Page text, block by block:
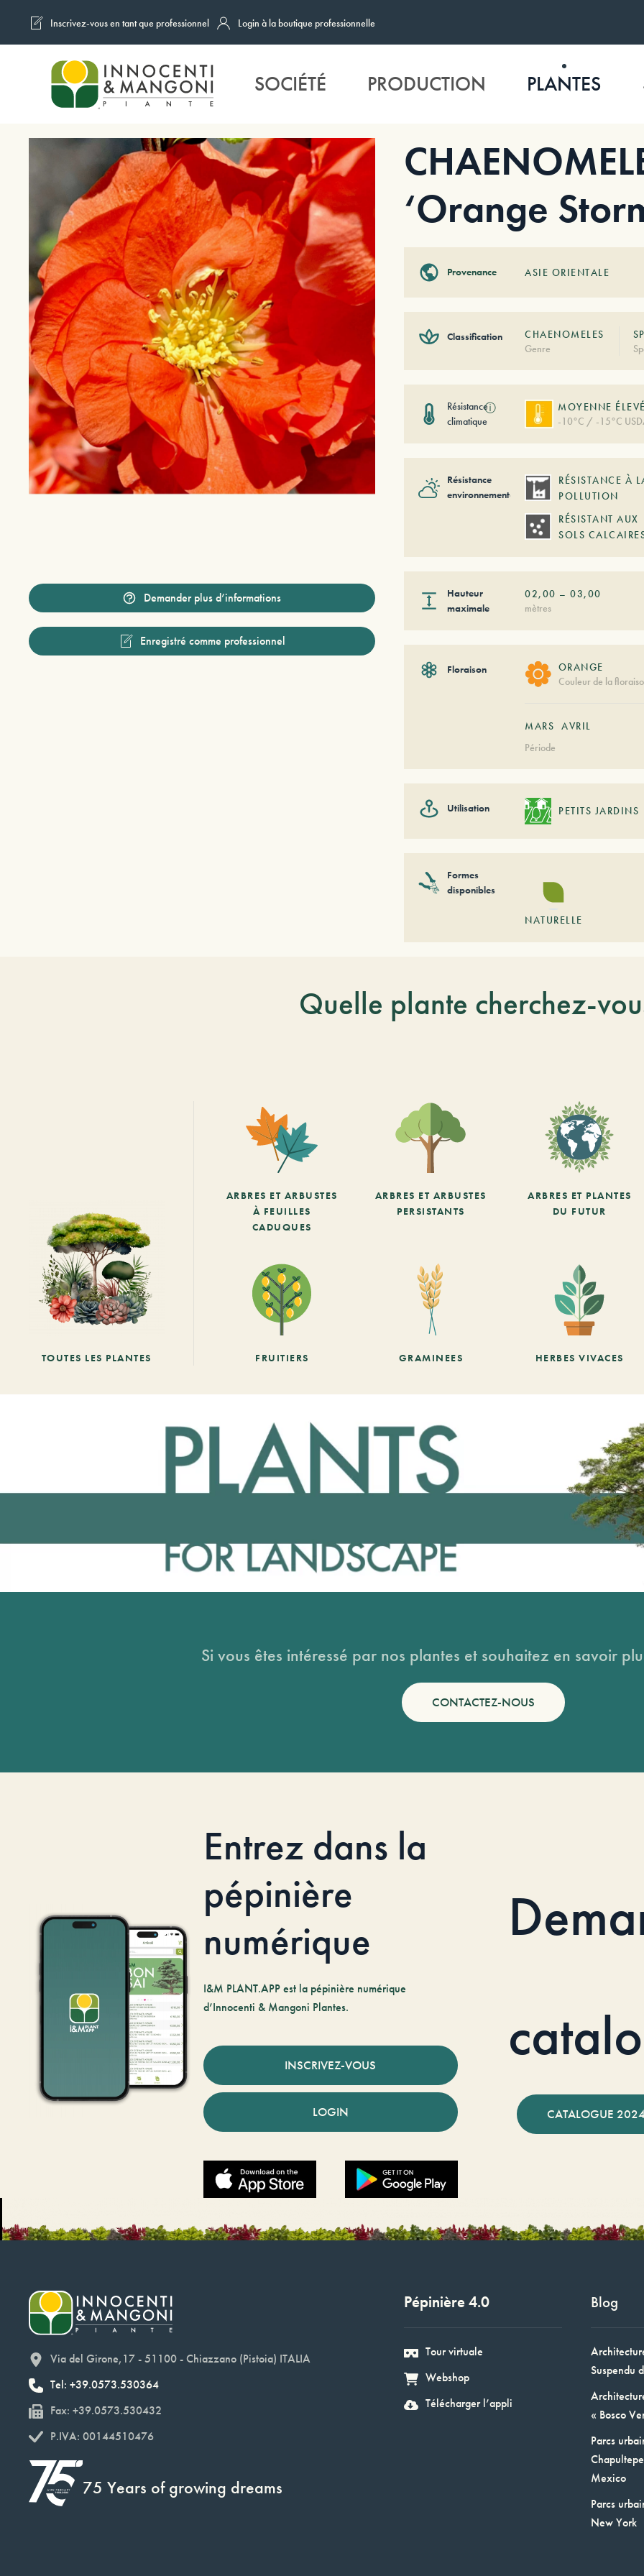
Skip to main content
Inscrivez-vous en tant que professionnel Login à la boutique professionnelle
SOCIÉTÉ PRODUCTION PLANTES
Demander plus d’informations
Enregistré comme professionnel
‘Orange
Provenance ASIE ORIENTALE
Classification
CHAENOMELES
Genre
Résistance
climatique
ⓘ
MOYENNE
-10°C / -15°C
Résistance
environnementale
RÉSISTANCE À
POLLUTION
RÉSISTANT AUX
SOLS
Hauteur
maximale
02,00 –03,00
mètres
Floraison
ORANGE
Couleur de la
MARS
AVRIL
Période
Utilisation PETITS JARDINS
Formes
disponibles
NATURELLE
Quelle plante cherchez-
TOUTES LES PLANTES
ARBRES ET ARBUSTES
À FEUILLES
CADUQUES
ARBRES ET ARBUSTES
PERSISTANTS
ARBRES ET PLANTES
DU FUTUR
FRUITIERS GRAMINEES HERBES VIVACES
Si vous êtes intéressé par nos plantes et souhaitez en savoir
CONTACTEZ-NOUS
Entrez dans la
pépinière
numérique
I&M PLANT.APP est la pépinière numérique
d’Innocenti & Mangoni Plantes.
INSCRIVEZ-VOUS
LOGIN CATALOGUE
Via del Girone,17 - 51100 - Chiazzano (Pistoia) ITALIA
Tel: +39.0573.530364
Fax: +39.0573.530432
P.IVA: 00144510476
75 Years of growing dreams
Pépinière 4.0
Tour virtuale
Webshop
Télécharger l’appli
Blog
Suspendu
« Bosco
Parcs
Mexico
Parcs
New York